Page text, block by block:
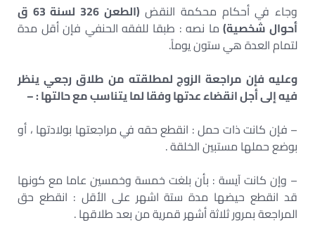
وجاء في أحكام محكمة النقض
(الطعن 326 لسنة 63 ق
أحوال شخصية)ما نصه : طبقا للفقه الحنفي فإن أقل مدة
لتمام العدة هي ستون يوماً.
وعليه فإن مراجعة الزوج لمطلقته من طلاق رجعي ينظر
فيه إلى أجل انقضاء عدتها وفقا لما يتناسب مع حالتها : –
– فإن كانت ذات حمل : انقطع حقه في مراجعتها بولادتها ، أو
بوضع حملها مستبين الخلقة .
– وإن كانت آيسة : بأن بلغت خمسة وخمسين عاما مع كونها
قد انقطع حيضها مدة ستة اشهر على الأقل : انقطع حق
المراجعة بمرور ثلاثة أشهر قمرية من بعد طلاقها .